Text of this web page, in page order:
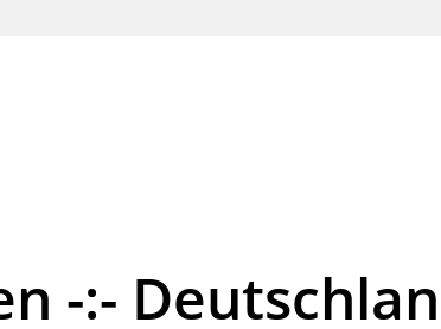
-:-